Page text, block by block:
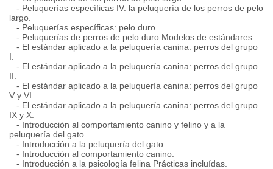
- Peluquerías específicas IV: la peluquería de los perros de pelo
largo.
- Peluquerías específicas: pelo duro.
- Peluquerías de perros de pelo duro Modelos de estándares.
- El estándar aplicado a la peluquería canina: perros del grupo
I.
- El estándar aplicado a la peluquería canina: perros del grupo
II.
- El estándar aplicado a la peluquería canina: perros del grupo
V y VI.
- El estándar aplicado a la peluquería canina: perros del grupo
IX y X.
- Introducción al comportamiento canino y felino y a la
peluquería del gato.
- Introducción a la peluquería del gato.
- Introducción al comportamiento canino.
- Introducción a la psicología felina Prácticas incluídas.